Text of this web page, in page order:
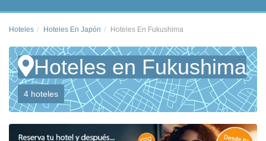
Hoteles Hoteles En Japón Hoteles En Fukushima
Hoteles en Fukushima
4 hoteles